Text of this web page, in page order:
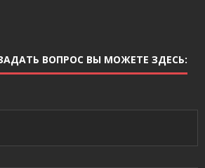
ВОПРОС ВЫ МОЖЕТЕ ЗДЕСЬ: